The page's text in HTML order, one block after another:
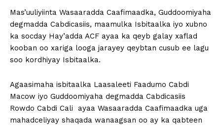
Mas’uuliyiinta Wasaaradda Caafimaadka, Guddoomiyaha
degmadda Cabdicasiis, maamulka Isbitaalka iyo xubno
ka socday Hay’adda ACF ayaa ka qeyb galay xaflad
kooban oo xariga looga jarayey qeybtan cusub ee lagu
soo kordhiyay Isbitaalka.
Agaasimaha isbitaalka Laasaleeti Faadumo Cabdi
Macow iyo Guddoomiyaha degmadda Cabdicasiis
Rowdo Cabdi Cali ayaa Wasaaradda Caafimaadka uga
mahadceliyay shaqada wanaagsan oo ay ka qabteen